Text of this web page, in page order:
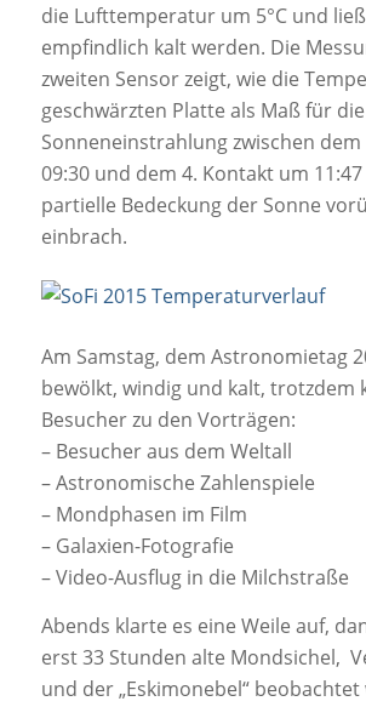
die Lufttemperatur um 5°C und
empfindlich kalt werden. Die
zweiten Sensor zeigt, wie die
geschwärzten Platte als Maß für
Sonneneinstrahlung zwischen
09:30 und dem 4. Kontakt um
partielle Bedeckung der Sonne
einbrach.
Am Samstag, dem Astronomietag
bewölkt, windig und kalt, trotzdem
Besucher zu den Vorträgen:
– Besucher aus dem Weltall
– Astronomische Zahlenspiele
– Mondphasen im Film
– Galaxien-Fotografie
– Video-Ausflug in die Milchstraße
Abends klarte es eine Weile auf,
erst 33 Stunden alte Mondsichel,
und der „Eskimonebel“